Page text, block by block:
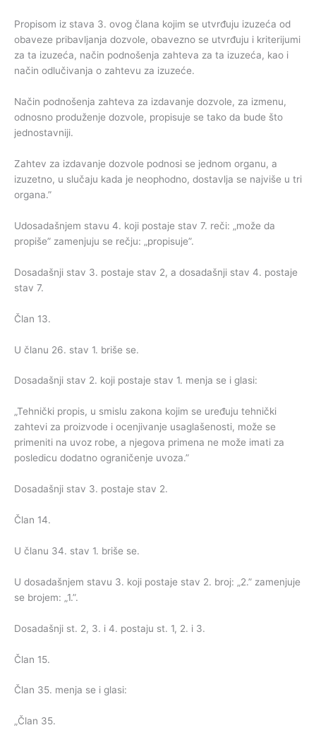
Propisom iz stava 3. ovog člana kojim se utvrđuju izuzeća od
obaveze pribavljanja dozvole, obavezno se utvrđuju i kriterijumi
za ta izuzeća, način podnošenja zahteva za ta izuzeća, kao i
način odlučivanja o zahtevu za izuzeće.
Način podnošenja zahteva za izdavanje dozvole, za izmenu,
odnosno produženje dozvole, propisuje se tako da bude što
jednostavniji.
Zahtev za izdavanje dozvole podnosi se jednom organu, a
izuzetno, u slučaju kada je neophodno, dostavlja se najviše u tri
organa.”
Udosadašnjem stavu 4. koji postaje stav 7. reči: „može da
propiše” zamenjuju se rečju: „propisuje”.
Dosadašnji stav 3. postaje stav 2, a dosadašnji stav 4. postaje
stav 7.
Član 13.
U članu 26. stav 1. briše se.
Dosadašnji stav 2. koji postaje stav 1. menja se i glasi:
„Tehnički propis, u smislu zakona kojim se uređuju tehnički
zahtevi za proizvode i ocenjivanje usaglašenosti, može se
primeniti na uvoz robe, a njegova primena ne može imati za
posledicu dodatno ograničenje uvoza.”
Dosadašnji stav 3. postaje stav 2.
Član 14.
U članu 34. stav 1. briše se.
U dosadašnjem stavu 3. koji postaje stav 2. broj: „2.” zamenjuje
se brojem: „1.”.
Dosadašnji st. 2, 3. i 4. postaju st. 1, 2. i 3.
Član 15.
Član 35. menja se i glasi:
„Član 35.